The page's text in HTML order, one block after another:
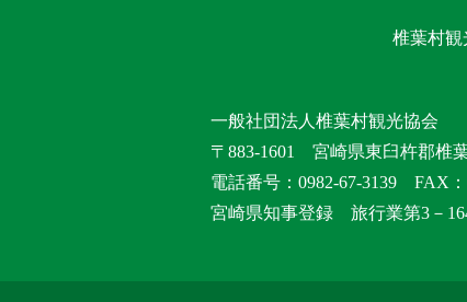
椎葉村観
一般社団法人椎葉村観光協会
〒883-1601 宮崎県東臼杵郡椎
電話番号：0982-67-3139 FAX：
宮崎県知事登録 旅行業第3－